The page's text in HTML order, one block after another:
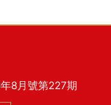
8月號第227期